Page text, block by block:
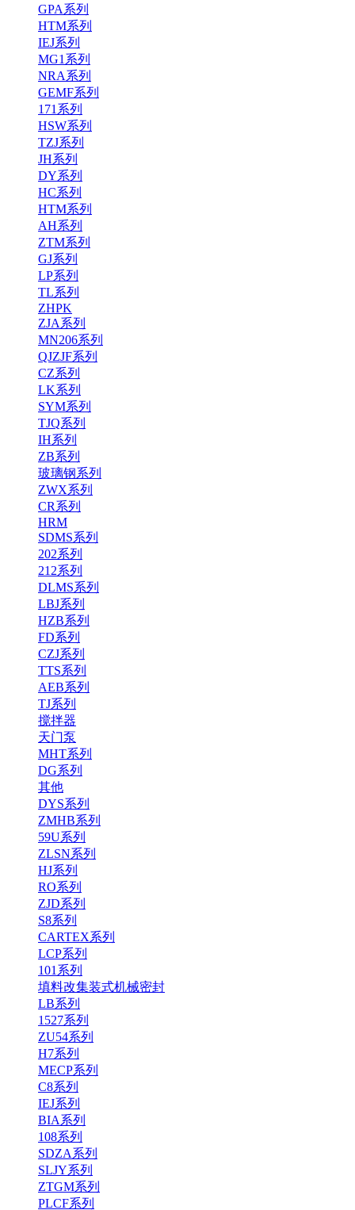
GPA系列
HTM系列
IEJ系列
MG1系列
NRA系列
GEMF系列
171系列
HSW系列
TZJ系列
JH系列
DY系列
HC系列
HTM系列
AH系列
ZTM系列
GJ系列
LP系列
TL系列
ZHPK
ZJA系列
MN206系列
QJZJF系列
CZ系列
LK系列
SYM系列
TJQ系列
IH系列
ZB系列
玻璃钢系列
ZWX系列
CR系列
HRM
SDMS系列
202系列
212系列
DLMS系列
LBJ系列
HZB系列
FD系列
CZJ系列
TTS系列
AEB系列
TJ系列
搅拌器
天门泵
MHT系列
DG系列
其他
DYS系列
ZMHB系列
59U系列
ZLSN系列
HJ系列
RO系列
ZJD系列
S8系列
CARTEX系列
LCP系列
101系列
填料改集装式机械密封
LB系列
1527系列
ZU54系列
H7系列
MECP系列
C8系列
IEJ系列
BIA系列
108系列
SDZA系列
SLJY系列
ZTGM系列
PLCF系列